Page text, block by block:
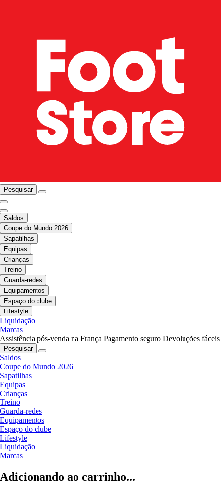
Pesquisar
Saldos
Coupe do Mundo 2026
Sapatilhas
Equipas
Crianças
Treino
Guarda-redes
Equipamentos
Espaço do clube
Lifestyle
Liquidação
Marcas
Assistência pós-venda na França Pagamento seguro Devoluções fáceis
Pesquisar
Saldos
Coupe do Mundo 2026
Sapatilhas
Equipas
Crianças
Treino
Guarda-redes
Equipamentos
Espaço do clube
Lifestyle
Liquidação
Marcas
Adicionando ao carrinho...